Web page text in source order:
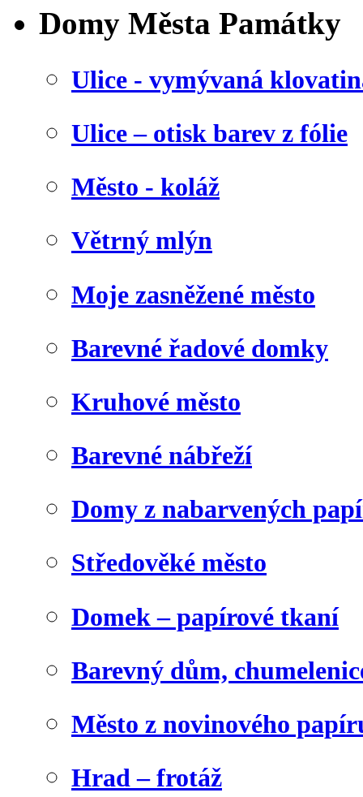
Domy Města Památky
Ulice - vymývaná
Ulice – otisk barev z fólie
Město - koláž
Větrný mlýn
Moje zasněžené město
Barevné řadové domky
Kruhové město
Barevné nábřeží
Domy z nabarvených
Středověké město
Domek – papírové tkaní
Barevný dům,
Město z novinového
Hrad – frotáž